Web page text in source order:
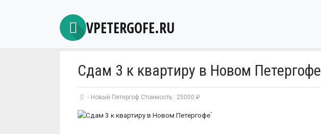
VPETERGOFE.RU
Сдам 3 к квартиру в Новом Петергофе
- Новый Петергоф Стоимость: 25000 ₽
`